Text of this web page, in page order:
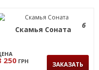
6
Скамья Соната
250 ГРН ЗАКАЗАТЬ